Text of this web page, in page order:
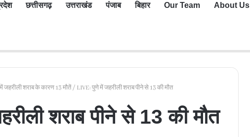
छत्तीसगढ़ उत्तराखंड पंजाब बिहार Our Team About Us
जहरीली शराब के कारण 13 मौतें / LIVE: पुणे में जहरीली शराब पीने से 13 की मौत
शराब पीने से 13 की मौत